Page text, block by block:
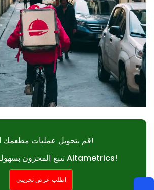
قم بتحويل عمليات مطعمك الآن!
تتبع المخزون بسهولة باستخدام Altametrics!
اطلب عرض تجريبي